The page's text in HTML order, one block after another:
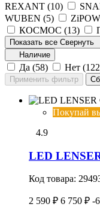
REXANT (10)
WUBEN (5)
КОСМОС (13)
Показать все Свернуть
Наличие
Да (58) Нет (122
Покупай
4.9
LED
Код товара:
2 590 ₽ 6 750 ₽ -